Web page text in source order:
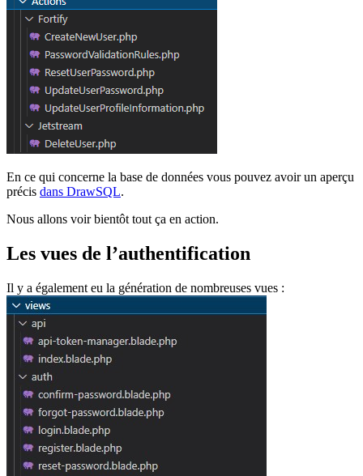
En ce qui concerne la base de données vous pouvez avoir un aperçu
précis dans DrawSQL.
Nous allons voir bientôt tout ça en action.
Les vues de l’authentification
Il y a également eu la génération de nombreuses vues :